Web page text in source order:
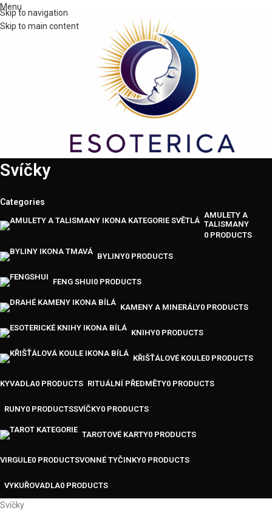
Skip to navigation
Skip to main content
Menu
Svíčky
Categories
AMULETY A
TALISMANY
0 PRODUCTS
BYLINY0 PRODUCTS
FENG SHUI0 PRODUCTS
KAMENY A MINERÁLY0 PRODUCTS
KNIHY0 PRODUCTS
KŘIŠŤÁLOVÉ KOULE0 PRODUCTS
KYVADLA0 PRODUCTS RITUÁLNÍ PŘEDMĚTY0 PRODUCTS
RUNY0 PRODUCTSSVÍČKY0 PRODUCTS
TAROTOVÉ KARTY0 PRODUCTS
VIRGULE0 PRODUCTSVONNÉ TYČINKY0 PRODUCTS
VYKUŘOVADLA0 PRODUCTS
Svíčky